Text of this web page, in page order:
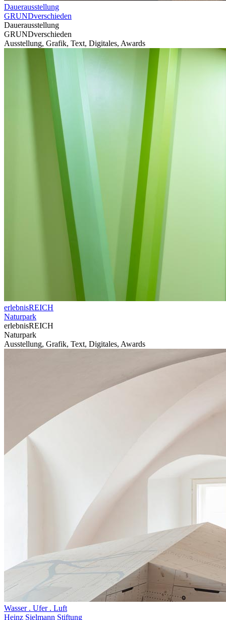
Dauerausstellung
GRUNDverschieden
Dauerausstellung
GRUNDverschieden
Ausstellung, Grafik, Text, Digitales, Awards
erlebnisREICH
Naturpark
erlebnisREICH
Naturpark
Ausstellung, Grafik, Text, Digitales, Awards
Wasser . Ufer . Luft
Heinz Sielmann Stiftung